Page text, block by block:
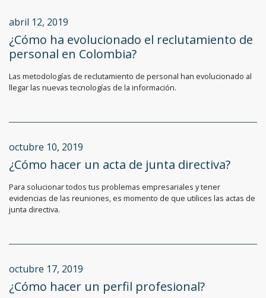
abril 12, 2019
¿Cómo ha evolucionado el reclutamiento de
personal en Colombia?
Las metodologías de reclutamiento de personal han evolucionado al
llegar las nuevas tecnologías de la información.
octubre 10, 2019
¿Cómo hacer un acta de junta directiva?
Para solucionar todos tus problemas empresariales y tener
evidencias de las reuniones, es momento de que utilices las actas de
junta directiva.
octubre 17, 2019
¿Cómo hacer un perfil profesional?